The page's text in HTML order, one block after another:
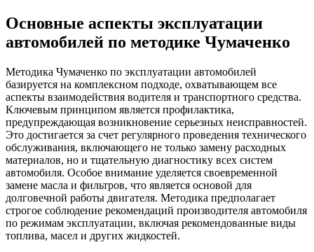
Основные аспекты эксплуатации
автомобилей по методике Чумаченко
Методика Чумаченко по эксплуатации автомобилей
базируется на комплексном подходе, охватывающем все
аспекты взаимодействия водителя и транспортного средства.
Ключевым принципом является профилактика,
предупреждающая возникновение серьезных неисправностей.
Это достигается за счет регулярного проведения технического
обслуживания, включающего не только замену расходных
материалов, но и тщательную диагностику всех систем
автомобиля. Особое внимание уделяется своевременной
замене масла и фильтров, что является основой для
долговечной работы двигателя. Методика предполагает
строгое соблюдение рекомендаций производителя автомобиля
по режимам эксплуатации, включая рекомендованные виды
топлива, масел и других жидкостей.